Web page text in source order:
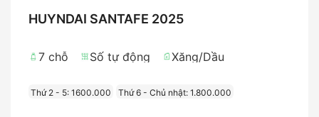
HUYNDAI SANTAFE 2025
7 chỗ Số tự động Xăng/Dầu
Thứ 2 - 5: 1600.000 Thứ 6 - Chủ nhật: 1.800.000